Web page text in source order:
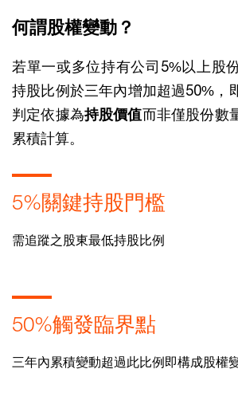
何謂股權變動？
若單一或多位持有公司5%以上股
持股比例於三年內增加超過50%，
判定依據為持股價值而非僅股份數
累積計算。
5%關鍵持股門檻
需追蹤之股東最低持股比例
50%觸發臨界點
三年內累積變動超過此比例即構成股權